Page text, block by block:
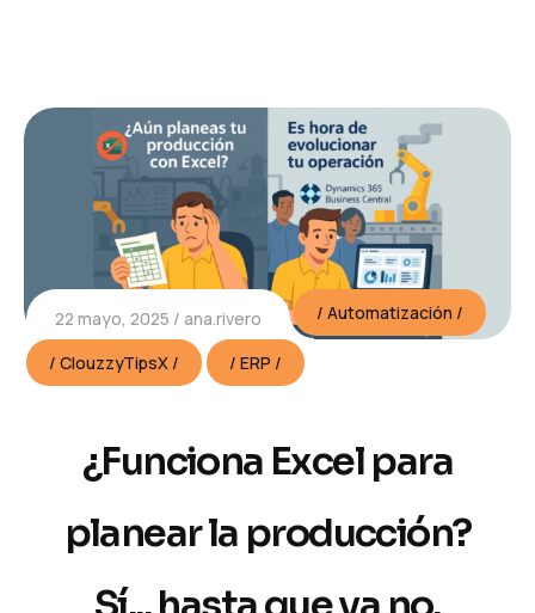
22 mayo, 2025 ana.rivero Automatización
ClouzzyTipsX ERP
¿Funciona Excel para
planear la producción?